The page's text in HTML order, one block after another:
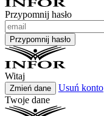
Przypomnij hasło
Przypomnij hasło
Witaj
Zmień dane
Usuń konto
Twoje dane